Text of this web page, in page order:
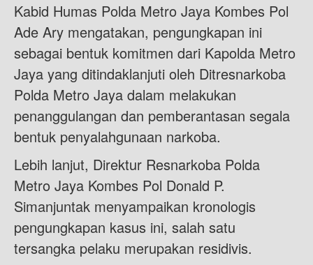
Kabid Humas Polda Metro Jaya Kombes Pol
Ade Ary mengatakan, pengungkapan ini
sebagai bentuk komitmen dari Kapolda Metro
Jaya yang ditindaklanjuti oleh Ditresnarkoba
Polda Metro Jaya dalam melakukan
penanggulangan dan pemberantasan segala
bentuk penyalahgunaan narkoba.
Lebih lanjut, Direktur Resnarkoba Polda
Metro Jaya Kombes Pol Donald P.
Simanjuntak menyampaikan kronologis
pengungkapan kasus ini, salah satu
tersangka pelaku merupakan residivis.